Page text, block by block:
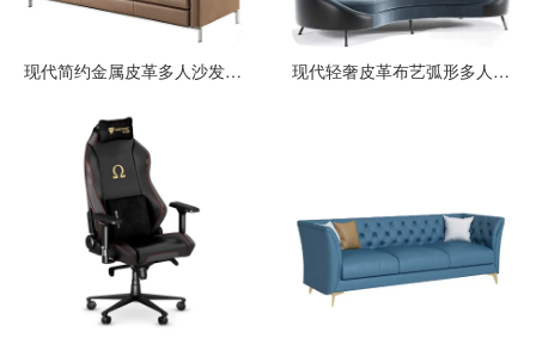
现代简约金属皮革多人沙发模
现代轻奢皮革布艺弧形多人沙